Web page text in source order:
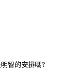
智的安排嗎?